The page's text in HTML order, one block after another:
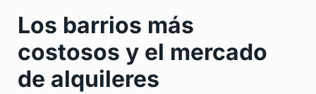
Los barrios más
costosos y el mercado
de alquileres